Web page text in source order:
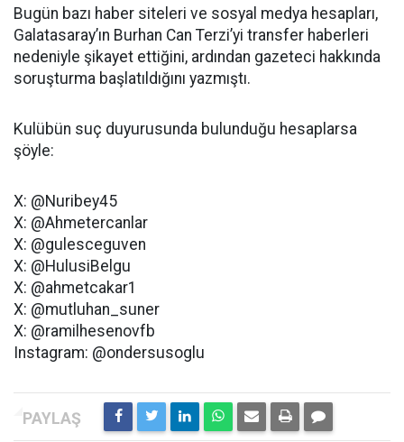
Bugün bazı haber siteleri ve sosyal medya hesapları,
Galatasaray’ın Burhan Can Terzi’yi transfer haberleri
nedeniyle şikayet ettiğini, ardından gazeteci hakkında
soruşturma başlatıldığını yazmıştı.
Kulübün suç duyurusunda bulunduğu hesaplarsa
şöyle:
X: @Nuribey45
X: @Ahmetercanlar
X: @gulesceguven
X: @HulusiBelgu
X: @ahmetcakar1
X: @mutluhan_suner
X: @ramilhesenovfb
Instagram: @ondersusoglu